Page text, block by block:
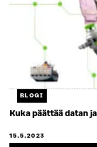
BLOGI
Kuka päättää datan
15.5.2023